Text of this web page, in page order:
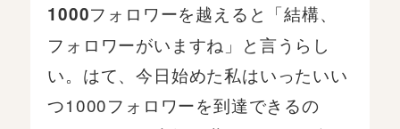
1000フォロワーを越えると「結構、
フォロワーがいますね」と言うらし
い。はて、今日始めた私はいったいい
つ1000フォロワーを到達できるの